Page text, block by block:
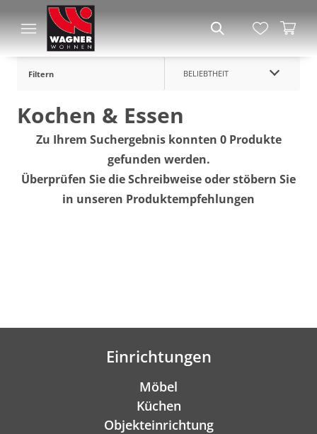
Filtern BELIEBTHEIT
Kochen & Essen
Zu Ihrem Suchergebnis konnten 0 Produkte
gefunden werden.
Überprüfen Sie die Schreibweise oder stöbern Sie
in unseren Produktempfehlungen
Einrichtungen
Möbel
Küchen
Objekteinrichtung